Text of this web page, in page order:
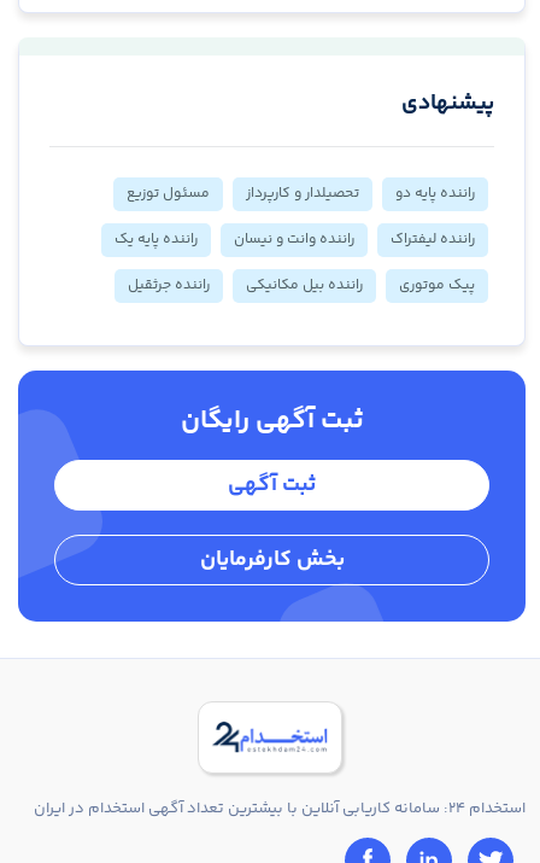
پیشنهادی
راننده پایه دو تحصیلدار و کارپرداز
مسئول توزیع
راننده لیفتراک
راننده وانت و نیسان
راننده پایه یک
پیک موتوری
راننده بیل مکانیکی راننده جرثقیل
ثبت آگهی رایگان
ثبت آگهی
بخش کارفرمایان
استخدام 24: سامانه کاریابی آنلاین با بیشترین تعداد آگهی استخدام در ایران